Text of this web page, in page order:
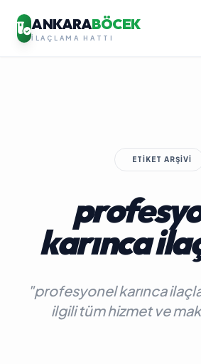
ANKARABÖCEK
İLAÇLAMA HATTI
ETIKET ARŞIVI
karınca
"profesyonel karınca
ilgili tüm hizmet ve